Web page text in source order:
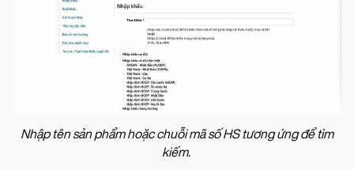
Nhập tên sản phẩm hoặc chuỗi mã số HS tương ứng để tìm
kiếm.